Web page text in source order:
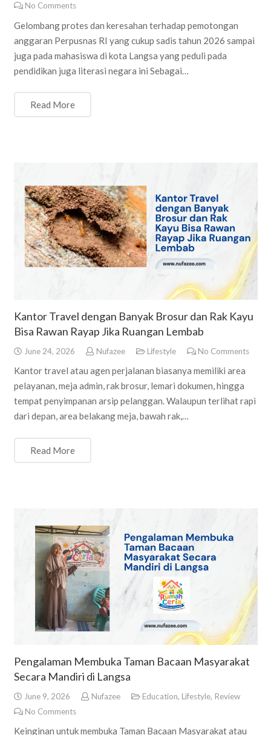
No Comments
Gelombang protes dan keresahan terhadap pemotongan
anggaran Perpusnas RI yang cukup sadis tahun 2026 sampai
juga pada mahasiswa di kota Langsa yang peduli pada
pendidikan juga literasi negara ini Sebagai…
Read More
Kantor Travel dengan Banyak Brosur dan Rak Kayu
Bisa Rawan Rayap Jika Ruangan Lembab
June 24, 2026 Nufazee Lifestyle No Comments
Kantor travel atau agen perjalanan biasanya memiliki area
pelayanan, meja admin, rak brosur, lemari dokumen, hingga
tempat penyimpanan arsip pelanggan. Walaupun terlihat rapi
dari depan, area belakang meja, bawah rak,…
Read More
Pengalaman Membuka Taman Bacaan Masyarakat
Secara Mandiri di Langsa
June 9, 2026 Nufazee Education, Lifestyle, Review
No Comments
Keinginan untuk membuka Taman Bacaan Masyarakat atau